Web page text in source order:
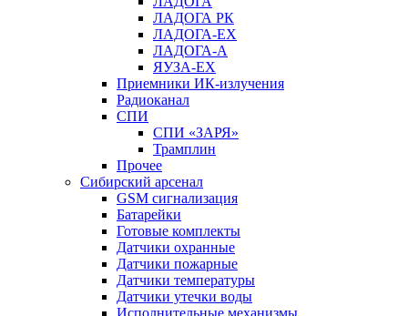
ЛАДОГА РК
ЛАДОГА-EX
ЛАДОГА-А
ЯУЗА-ЕХ
Приемники ИК-излучения
Радиоканал
СПИ
СПИ «ЗАРЯ»
Трамплин
Прочее
Сибирский арсенал
GSM сигнализация
Батарейки
Готовые комплекты
Датчики охранные
Датчики пожарные
Датчики температуры
Датчики утечки воды